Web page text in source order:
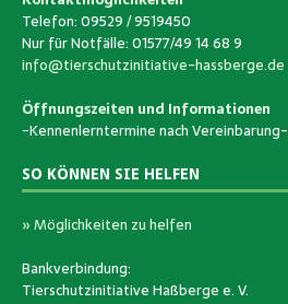
Telefon: 09529 / 9519450
Nur für Notfälle: 01577/49 14 68 9
info@tierschutzinitiative-hassberge.de
Öffnungszeiten und Informationen
-Kennenlerntermine nach Vereinbarung-
SO KÖNNEN SIE HELFEN
» Möglichkeiten zu helfen
Bankverbindung:
Tierschutzinitiative Haßberge e. V.